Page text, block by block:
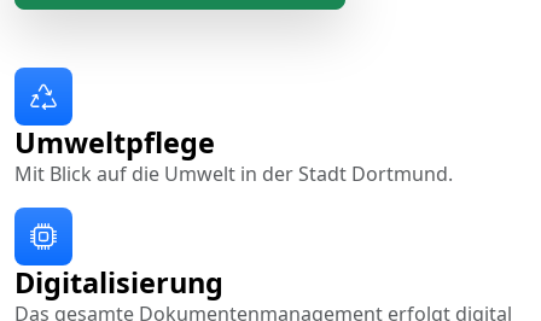
Digitalisierung
Das gesamte Dokumentenmanagement erfolgt digital
Umweltpflege
Mit Blick auf die Umwelt in der Stadt Dortmund.